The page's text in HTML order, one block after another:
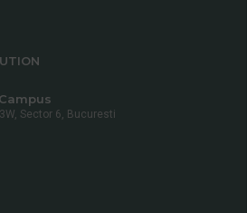
Sector 6, Bucuresti